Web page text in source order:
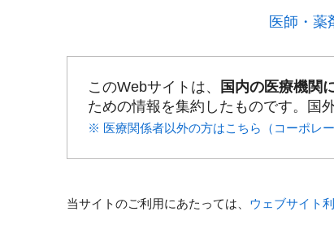
医師・薬
このWebサイトは、 国内の医療機関
ための情報を集約したものです。国
※ 医療関係者以外の方はこちら（コーポレー
当サイトのご利用にあたっては、 ウェブサイト